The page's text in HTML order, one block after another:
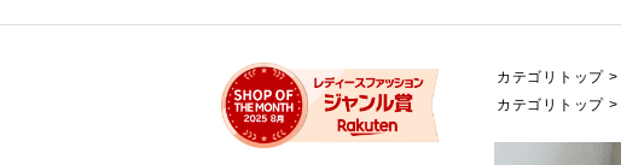
カテゴリトップ
カテゴリトップ